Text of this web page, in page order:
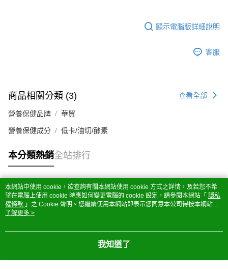
顯示電腦版詳細說明
客服
商品相關分類 (3) 查看全部
營養保健品牌 華貿
營養保健成分 低卡/油切/酵素
本分類熱銷全站排行
熱門標籤
本網站中使用 cookie，欲查詢有關本網站使用 cookie 方式之詳情，及若您不希
望在電腦上使用 cookie 時應如何變更電腦的 cookie 設定，請參閱本網站「 隱私
權條款 」之 Cookie 聲明。您繼續使用本網站即表示您同意本公司得按本網站使
用條款之 Cookie 聲明使用 cookie。
了解更多 >
我知道了